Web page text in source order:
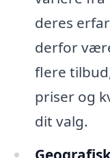
deres
derfor
flere
priser og
dit valg.